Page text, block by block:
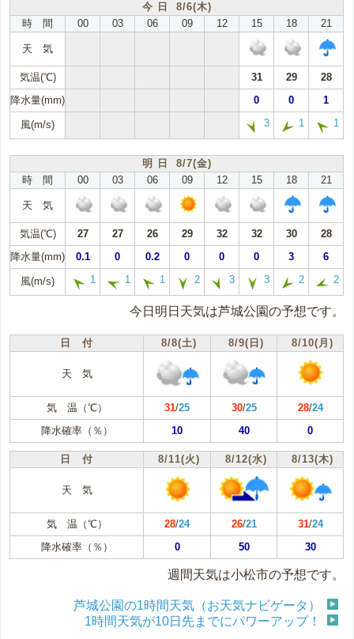
今 日 8/6(木)
時 間
00 03 06 09 12 15 18 21
天 気
気温(℃) 31 29
28
降水量(mm)
0 0 1
風(m/s) 3 1 1
明 日 8/7(金)
時 間
00 03 06 09 12 15 18 21
天 気
気温(℃) 27 27 26 29 32 32 30
28
降水量(mm)
0.1 0 0.2 0 0 0 3 6
風(m/s) 1 1 1 2 3 3 2 2
今日明日天気は芦城公園の予想です。
日 付 8/8(土) 8/9(日) 8/10(月)
天 気
気 温（℃） 31/25 30/25 28/24
降水確率（％）
10 40 0
日 付 8/11(火) 8/12(水) 8/13(木)
天 気
気 温（℃） 28/24 26/21 31/24
降水確率（％）
0 50 30
週間天気は小松市の予想です。
芦城公園の1時間天気（お天気ナビゲータ）
1時間天気が10日先までにパワーアップ！